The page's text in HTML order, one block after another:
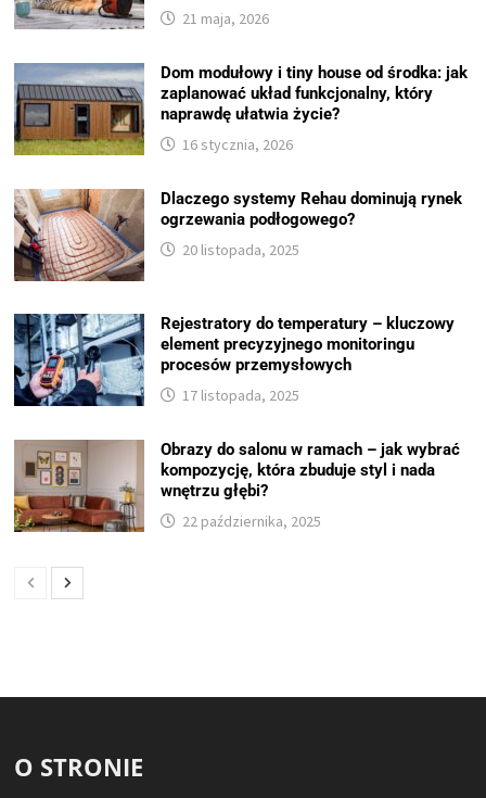
21 maja, 2026
Dom modułowy i tiny house od środka: jak
zaplanować układ funkcjonalny, który
naprawdę ułatwia życie?
16 stycznia, 2026
Dlaczego systemy Rehau dominują rynek
ogrzewania podłogowego?
20 listopada, 2025
Rejestratory do temperatury – kluczowy
element precyzyjnego monitoringu
procesów przemysłowych
17 listopada, 2025
Obrazy do salonu w ramach – jak wybrać
kompozycję, która zbuduje styl i nada
wnętrzu głębi?
22 października, 2025
O STRONIE